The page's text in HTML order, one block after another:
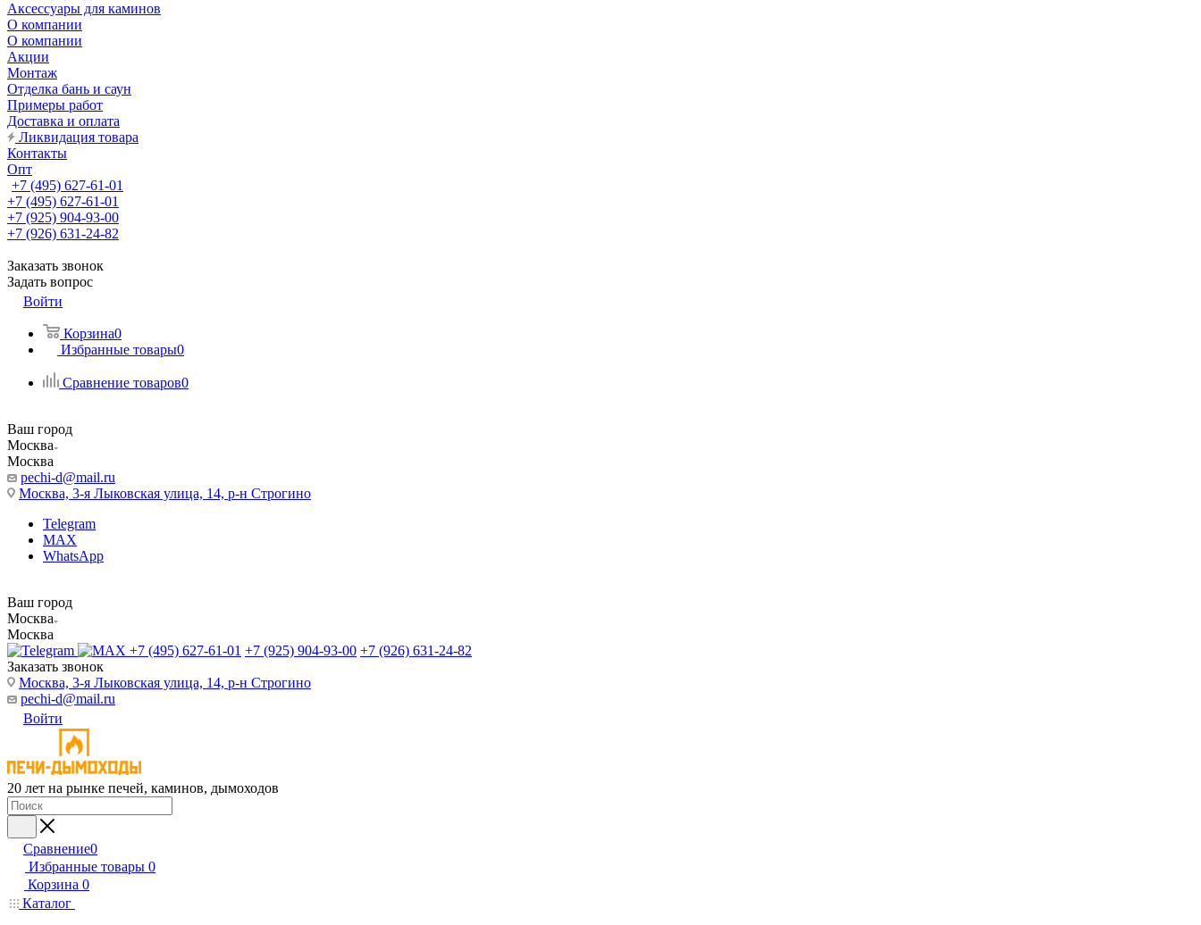
Аксессуары для каминов
О компании
О компании
Акции
Монтаж
Отделка бань и саун
Примеры работ
Доставка и оплата
Ликвидация товара
Контакты
Опт
+7 (495) 627-61-01
+7 (495) 627-61-01
+7 (925) 904-93-00
+7 (926) 631-24-82
Заказать звонок
Задать вопрос
Войти
Корзина0
Избранные товары0
Сравнение товаров0
Ваш город
Москва
Москва
pechi-d@mail.ru
Москва, 3-я Лыковская улица, 14, р-н Строгино
Telegram
MAX
WhatsApp
Ваш город
Москва
Москва
+7 (495) 627-61-01 +7 (925) 904-93-00 +7 (926) 631-24-82
Заказать звонок
Москва, 3-я Лыковская улица, 14, р-н Строгино
pechi-d@mail.ru
Войти
20 лет на рынке печей, каминов, дымоходов
Сравнение0
Избранные товары 0
Корзина 0
Каталог